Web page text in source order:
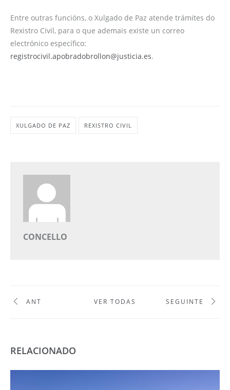
Entre outras funcións, o Xulgado de Paz atende trámites do
Rexistro Civil, para o que ademais existe un correo
electrónico específico:
registrocivil.apobradobrollon@justicia.es.
XULGADO DE PAZ REXISTRO CIVIL
CONCELLO
ANT VER TODAS SEGUINTE
RELACIONADO